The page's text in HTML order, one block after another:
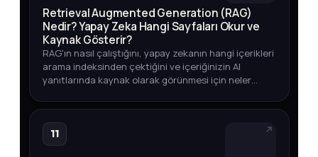
Retrieval Augmented Generation (RAG)
Nedir? Yapay Zeka Hangi Sayfaları Okur ve
Kaynak Gösterir?
RAG'ın nasıl çalıştığını, yapay zekanın hangi içerikleri
arama indeksinden çektiğini ve içeriğinizin AI
yanıtlarında kaynak olarak görünmesi için neler
11